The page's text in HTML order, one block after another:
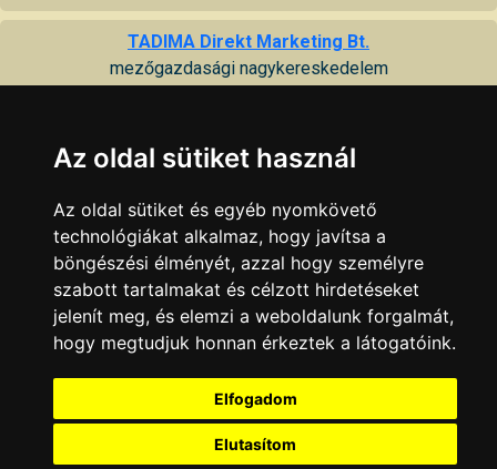
TADIMA Direkt Marketing Bt.
mezőgazdasági nagykereskedelem
Újvárosi Gazdabolt, Fészek Üzletház (FarmForg Kft.)
mezőgazdasági szakbolt
7100 Szekszárd, Rákóczi u. 96
Vetőmag bolt
vetőmagbolt és PB-gáz cseretelep
7100 Szekszárd, Csap u. 18
vetőmag forgalmazás, kerti gépek, növényvédőszer, műtrágya
7100 Szekszárd, Hunyadi u. 5
Az oldal sütiket használ
Az oldal sütiket és egyéb nyomkövető
technológiákat alkalmaz, hogy javítsa a
böngészési élményét, azzal hogy személyre
szabott tartalmakat és célzott hirdetéseket
jelenít meg, és elemzi a weboldalunk forgalmát,
hogy megtudjuk honnan érkeztek a látogatóink.
Elfogadom
Elutasítom